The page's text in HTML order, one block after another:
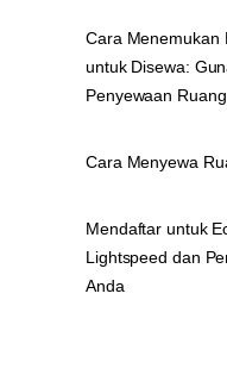
Cara Menemukan
untuk Disewa:
Penyewaan
Cara Menyewa
Mendaftar untuk
Lightspeed dan
Anda